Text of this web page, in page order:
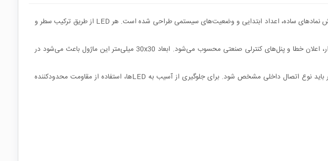
دات ماتریس 4x4 قرمز یک نمایشگر LED شامل 16 نقطه نورانی در آرایش 4 سطر و 4 ستون است که برای نمایش نمادهای ساده، اعداد ابتدایی و وضعیت‌های سیستمی طراحی شده است. هر LED از طریق ترکیب سطر و
رنگ قرمز به دلیل شدت دید بالا و تشخیص سریع توسط چشم انسان، گزینه‌ای ایده‌آل برای سیستم‌های هشدار، اعلان خطا و پنل‌های کنترلی صنعتی محسوب می‌شود. ابعاد 30x30 میلی‌متر این ماژول باعث می‌شود در
این نوع دات ماتریس معمولاً به‌صورت آند مشترک یا کاتد مشترک تولید می‌شود و پیش از طراحی مدار درایور باید نوع اتصال داخلی مشخص شود. برای جلوگیری از آسیب به LEDها، استفاده از مقاومت محدودکننده